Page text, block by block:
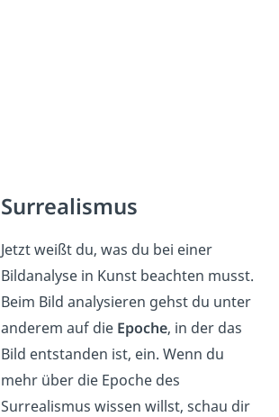
Surrealismus
Jetzt weißt du, was du bei einer
Bildanalyse in Kunst beachten musst.
Beim Bild analysieren gehst du unter
anderem auf die Epoche, in der das
Bild entstanden ist, ein. Wenn du
mehr über die Epoche des
Surrealismus wissen willst, schau dir